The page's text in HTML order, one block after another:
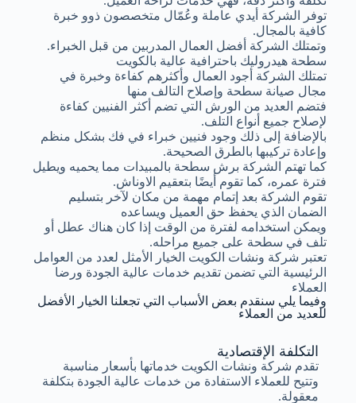
توفر الشركة أيدي عاملة وعُمّال متخصصون ذوو خبرة
كافية بالمجال.
وتمتلك الشركة أفضل العمال المدربين من قبل الخبراء.
سطحة هيدروليك باحترافية عالية بالكويت
تمتلك الشركة أجود العمال وأكثرهم كفاءة وخبرة في
مجال صيانة سطحة وإصلاح التالف منها
فتضم العديد من الورش التي تضم أكثر الفنيين كفاءة
لإصلاح جميع أنواع التلف.
بالإضافة إلى ذلك وجود فنيين خبراء في فك بشكل منظم
وإعادة تركيبها بالطرق الصحيحة.
كما تهتم الشركة برش سطحة بالمبيدات مما يحميه ويطيل
فترة عمره، كما تقوم أيضًا بتعقيم الاوناش.
تقوم الشركة بعد إتمام مهمة من مكان لآخر بتسليم
الضمان الذي يحفظ حق العميل ويساعده
ويمكن استخدامه لفترة من الوقت إذا كان هناك عطل أو
تلف في سطحة على جميع مراحله.
تعتبر شركة ونشات الكويت الخيار الأمثل لعدد من العوامل
الرئيسية التي تضمن تقديم خدمات عالية الجودة ورضا
العملاء
وفيما يلي سنقدم بعض الأسباب التي تجعلنا الخيار الأفضل
للعديد من العملاء
التكلفة الإقتصادية
تقدم شركة ونشات الكويت خدماتها بأسعار مناسبة
وتتيح للعملاء الاستفادة من خدمات عالية الجودة بتكلفة
معقولة.